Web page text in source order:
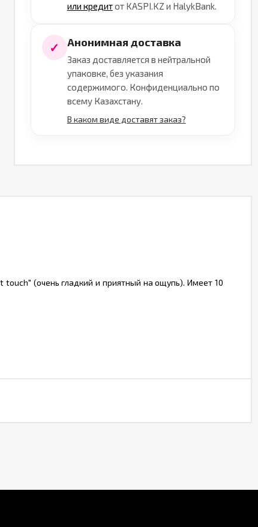
или кредитот KASPI.KZ и HalykBank.
✓ Анонимная доставка
Заказ доставляется в нейтральной
упаковке, без указания
содержимого. Конфиденциально по
всему Казахстану.
В каком виде доставят заказ?
(очень гладкий и приятный на ощупь). Имеет 10